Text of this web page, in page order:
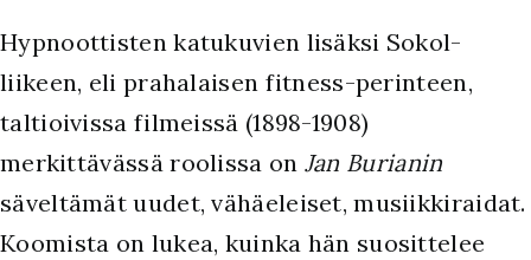
Hypnoottisten katukuvien lisäksi Sokol-
liikeen, eli prahalaisen fitness-perinteen,
taltioivissa filmeissä (1898-1908)
merkittävässä roolissa on Jan Burianin
säveltämät uudet, vähäeleiset, musiikkiraidat.
Koomista on lukea, kuinka hän suosittelee